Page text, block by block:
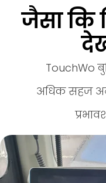
जैसा कि
TouchWo
अधिक सहज